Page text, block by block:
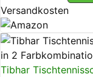
Versandkosten
Tibhar